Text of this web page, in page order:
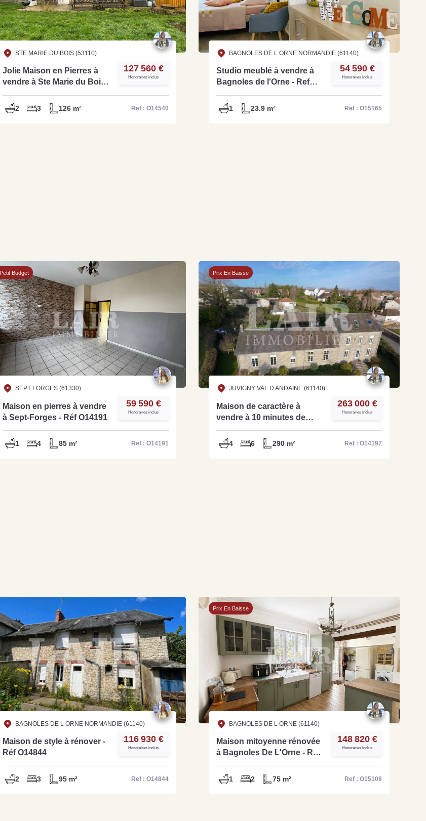
STE MARIE DU BOIS (53110)
Jolie Maison en Pierres à
vendre à Ste Marie du Bois -
Ref O14540
127 560 €
Honoraires inclus
2 3 126 m² Ref : O14540
BAGNOLES DE L ORNE NORMANDIE (61140)
Studio meublé à vendre à
Bagnoles de l'Orne - Ref
O15165
54 590 €
Honoraires inclus
1 23.9 m² Ref : O15165
Petit Budget
SEPT FORGES (61330)
Maison en pierres à vendre
à Sept-Forges - Réf O14191
59 590 €
Honoraires inclus
1 4 85 m² Ref : O14191
Prix En Baisse
JUVIGNY VAL D ANDAINE (61140)
Maison de caractère à
vendre à 10 minutes de
Bagnoles - Ref O14197
263 000 €
Honoraires inclus
4 6 290 m² Ref : O14197
BAGNOLES DE L ORNE NORMANDIE (61140)
Maison de style à rénover -
Réf O14844
116 930 €
Honoraires inclus
2 3 95 m² Ref : O14844
Prix En Baisse
BAGNOLES DE L ORNE (61140)
Maison mitoyenne rénovée
à Bagnoles De L'Orne - Réf
148 820 €
Honoraires inclus
1 2 75 m² Ref : O15108